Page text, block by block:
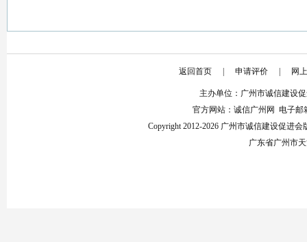
返回首页 申请评价 网
主办单位：广州市诚信建设
官方网站：诚信广州网 电子邮
Copyright 2012-2026 广州市诚信建设促进
广东省广州市